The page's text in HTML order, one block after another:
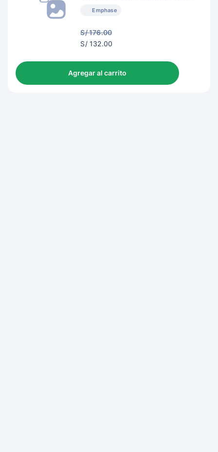
Emphase
S/ 176.00
S/
S/ 132.00
Agregar al carrito